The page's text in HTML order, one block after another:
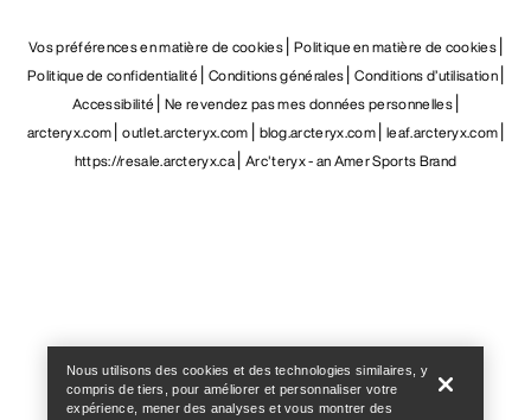
Vos préférences en matière de cookies Politique en matière de cookies
Politique de confidentialité Conditions générales Conditions d’utilisation
Accessibilité Ne revendez pas mes données personnelles
arcteryx.com outlet.arcteryx.com blog.arcteryx.com leaf.arcteryx.com
https://resale.arcteryx.ca Arc'teryx - an Amer Sports Brand
Nous utilisons des cookies et des technologies similaires, y
compris de tiers, pour améliorer et personnaliser votre
expérience, mener des analyses et vous montrer des